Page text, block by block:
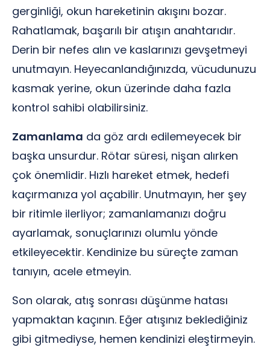
gerginliği, okun hareketinin akışını bozar.
Rahatlamak, başarılı bir atışın anahtarıdır.
Derin bir nefes alın ve kaslarınızı gevşetmeyi
unutmayın. Heyecanlandığınızda, vücudunuzu
kasmak yerine, okun üzerinde daha fazla
kontrol sahibi olabilirsiniz.
Zamanlama da göz ardı edilemeyecek bir
başka unsurdur. Rötar süresi, nişan alırken
çok önemlidir. Hızlı hareket etmek, hedefi
kaçırmanıza yol açabilir. Unutmayın, her şey
bir ritimle ilerliyor; zamanlamanızı doğru
ayarlamak, sonuçlarınızı olumlu yönde
etkileyecektir. Kendinize bu süreçte zaman
tanıyın, acele etmeyin.
Son olarak, atış sonrası düşünme hatası
yapmaktan kaçının. Eğer atışınız beklediğiniz
gibi gitmediyse, hemen kendinizi eleştirmeyin.